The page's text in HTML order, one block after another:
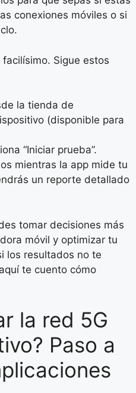
conexiones móviles o si
Sigue estos
la tienda de
(disponible para
“Iniciar prueba”.
mientras la app mide tu
un reporte detallado
tomar decisiones más
móvil y optimizar tu
los resultados no te
te cuento cómo
la red 5G
Paso a